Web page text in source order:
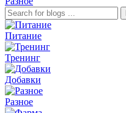
Питание
Тренинг
Добавки
Разное